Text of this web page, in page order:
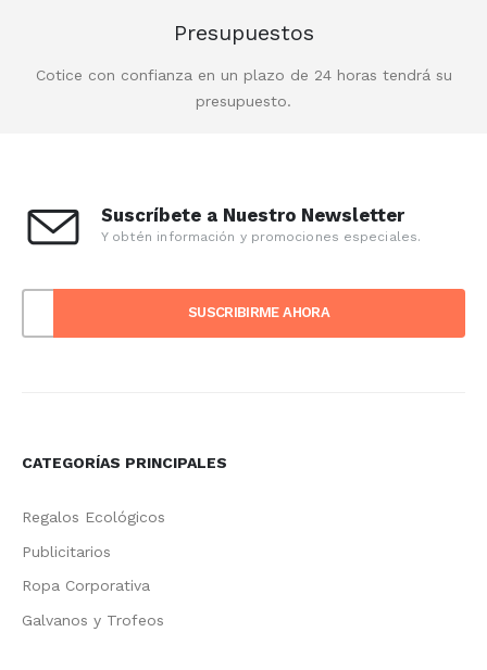
Presupuestos
Cotice con confianza en un plazo de 24 horas tendrá su
presupuesto.
Suscríbete a Nuestro Newsletter
Y obtén información y promociones especiales.
CATEGORÍAS PRINCIPALES
Regalos Ecológicos
Publicitarios
Ropa Corporativa
Galvanos y Trofeos